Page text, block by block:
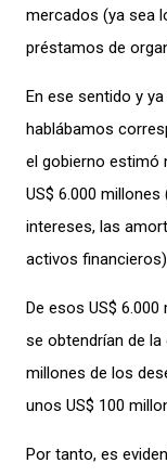
mercados (ya sea
préstamos de
En ese sentido y
hablábamos
el gobierno estimó
US$ 6.000
intereses, las
activos
De esos US$
se obtendrían de
millones de los
unos US$ 100
Por tanto, es